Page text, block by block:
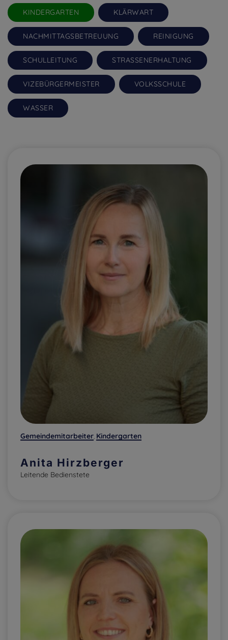
KINDERGARTEN KLÄRWART
NACHMITTAGSBETREUUNG REINIGUNG
SCHULLEITUNG STRASSENERHALTUNG
VIZEBÜRGERMEISTER VOLKSSCHULE
WASSER
Gemeindemitarbeiter, Kindergarten
Anita Hirzberger
Leitende Bedienstete